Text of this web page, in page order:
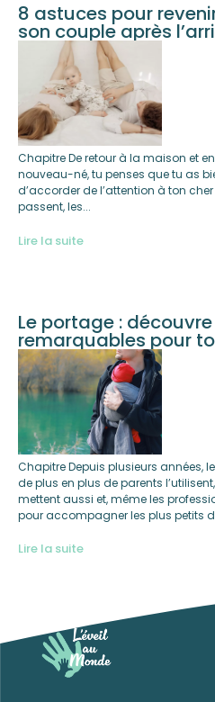
8 astuces pour
son couple après
Chapitre De retour à la maison et
nouveau-né, tu penses que tu as
d’accorder de l’attention à ton
passent, les...
Lire la suite
Le portage :
remarquables pour
Chapitre Depuis plusieurs années,
de plus en plus de parents
mettent aussi et, même les
pour accompagner les plus petits
Lire la suite